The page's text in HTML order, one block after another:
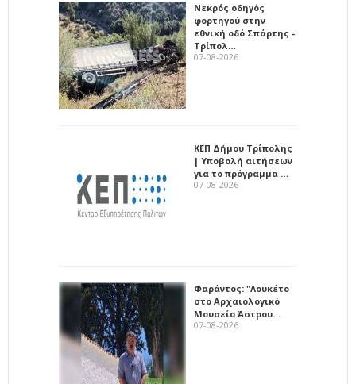
Νεκρός οδηγός
φορτηγού στην
εθνική οδό Σπάρτης -
Τρίπολ…
07-08-2026
ΚΕΠ Δήμου Τρίπολης
| Υποβολή αιτήσεων
για το πρόγραμμα …
07-08-2026
Φαράντος: "Λουκέτο
στο Αρχαιολογικό
Μουσείο Άστρου…
07-08-2026